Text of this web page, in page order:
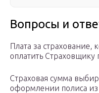
Вопросы и
Плата за страхование,
оплатить Страховщику
Страховая сумма
оформлении полиса